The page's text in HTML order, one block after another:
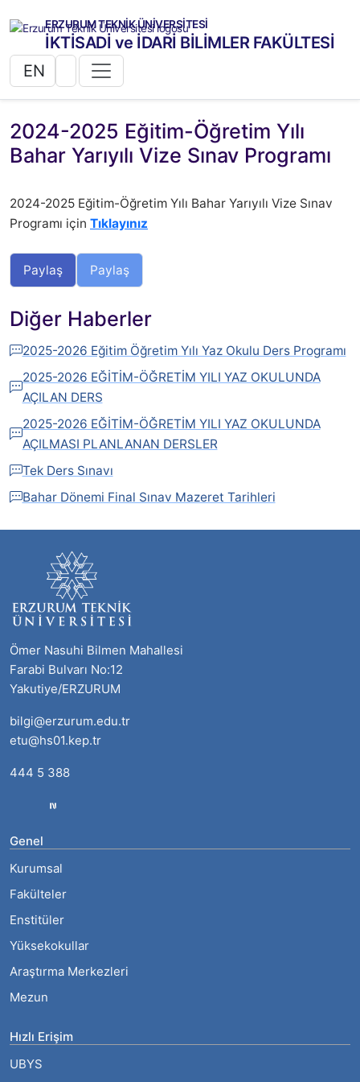
ERZURUM TEKNİK ÜNİVERSİTESİ
İKTİSADİ ve İDARİ BİLİMLER FAKÜLTESİ
EN
2024-2025 Eğitim-Öğretim Yılı
Bahar Yarıyılı Vize Sınav Programı
2024-2025 Eğitim-Öğretim Yılı Bahar Yarıyılı Vize Sınav
Programı için Tıklayınız
Paylaş Paylaş
Diğer Haberler
2025-2026 Eğitim Öğretim Yılı Yaz Okulu Ders Programı
2025-2026 EĞİTİM-ÖĞRETİM YILI YAZ OKULUNDA
AÇILAN DERS
2025-2026 EĞİTİM-ÖĞRETİM YILI YAZ OKULUNDA
AÇILMASI PLANLANAN DERSLER
Tek Ders Sınavı
Bahar Dönemi Final Sınav Mazeret Tarihleri
Ömer Nasuhi Bilmen Mahallesi
Farabi Bulvarı No:12
Yakutiye/ERZURUM
bilgi@erzurum.edu.tr
etu@hs01.kep.tr
444 5 388
Genel
Kurumsal
Fakülteler
Enstitüler
Yüksekokullar
Araştırma Merkezleri
Mezun
Hızlı Erişim
UBYS